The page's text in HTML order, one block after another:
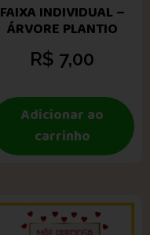
FAIXA INDIVIDUAL –
ÁRVORE PLANTIO
R$ 7,00
Adicionar ao
carrinho